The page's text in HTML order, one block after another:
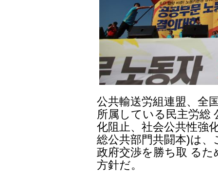
公共輸送労組連盟、全
所属している民主労総
化阻止、社会公共性強
総公共部門共闘本)は
政府交渉を勝ち取 る
方針だ。